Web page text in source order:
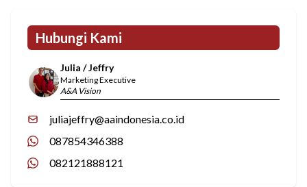
Hubungi Kami
Julia / Jeffry
Marketing Executive
A&A Vision
juliajeffry@aaindonesia.co.id
087854346388
082121888121